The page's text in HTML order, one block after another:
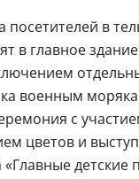
с участием
крест»,
площадке будут
и
на